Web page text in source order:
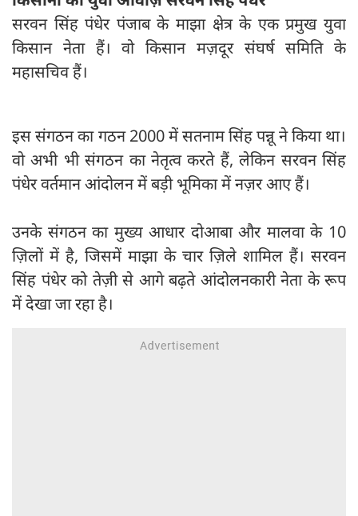
सरवन सिंह पंधेर पंजाब के माझा क्षेत्र के एक प्रमुख युवा
किसान नेता हैं। वो किसान मज़दूर संघर्ष समिति के
महासचिव हैं।
इस संगठन का गठन 2000 में सतनाम सिंह पन्नू ने किया था।
वो अभी भी संगठन का नेतृत्व करते हैं, लेकिन सरवन सिंह
पंधेर वर्तमान आंदोलन में बड़ी भूमिका में नज़र आए हैं।
उनके संगठन का मुख्य आधार दोआबा और मालवा के 10
ज़िलों में है, जिसमें माझा के चार ज़िले शामिल हैं। सरवन
सिंह पंधेर को तेज़ी से आगे बढ़ते आंदोलनकारी नेता के रूप
में देखा जा रहा है।